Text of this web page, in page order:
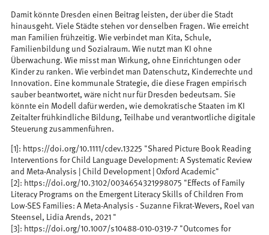
Damit könnte Dresden einen Beitrag leisten, der über die Stadt
hinausgeht. Viele Städte stehen vor denselben Fragen. Wie erreicht
man Familien frühzeitig. Wie verbindet man Kita, Schule,
Familienbildung und Sozialraum. Wie nutzt man KI ohne
Überwachung. Wie misst man Wirkung, ohne Einrichtungen oder
Kinder zu ranken. Wie verbindet man Datenschutz, Kinderrechte und
Innovation. Eine kommunale Strategie, die diese Fragen empirisch
sauber beantwortet, wäre nicht nur für Dresden bedeutsam. Sie
könnte ein Modell dafür werden, wie demokratische Staaten im KI
Zeitalter frühkindliche Bildung, Teilhabe und verantwortliche digitale
Steuerung zusammenführen.
[1]: https://doi.org/10.1111/cdev.13225 "Shared Picture Book Reading
Interventions for Child Language Development: A Systematic Review
and Meta-Analysis | Child Development | Oxford Academic"
[2]: https://doi.org/10.3102/0034654321998075 "Effects of Family
Literacy Programs on the Emergent Literacy Skills of Children From
Low-SES Families: A Meta-Analysis - Suzanne Fikrat-Wevers, Roel van
Steensel, Lidia Arends, 2021 "
[3]: https://doi.org/10.1007/s10488-010-0319-7 "Outcomes for